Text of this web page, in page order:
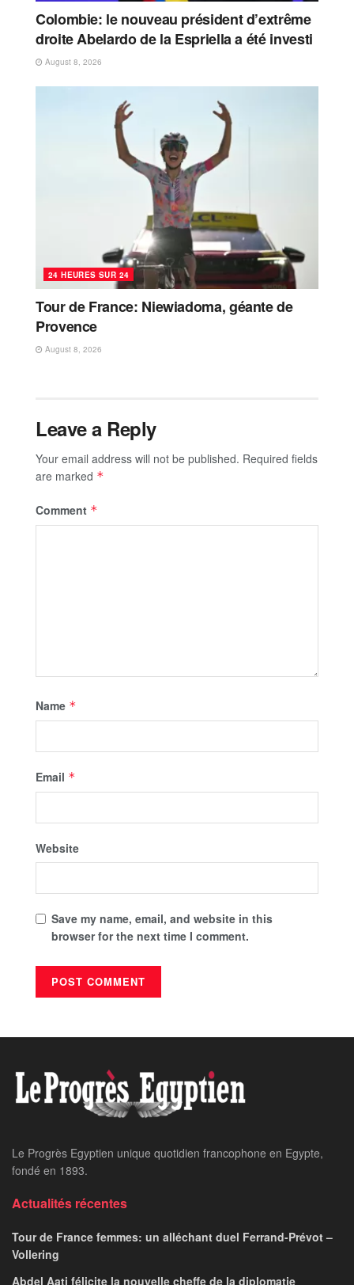
Colombie: le nouveau président d’extrême
droite Abelardo de la Espriella a été investi
August 8, 2026
24 HEURES SUR 24
Tour de France: Niewiadoma, géante de
Provence
August 8, 2026
Leave a Reply
Your email address will not be published. Required fields
are marked *
Comment *
Name *
Email *
Website
Save my name, email, and website in this
browser for the next time I comment.
Le Progrès Egyptien unique quotidien francophone en Egypte,
fondé en 1893.
Actualités récentes
Tour de France femmes: un alléchant duel Ferrand-Prévot –
Vollering
Abdel Aati félicite la nouvelle cheffe de la diplomatie